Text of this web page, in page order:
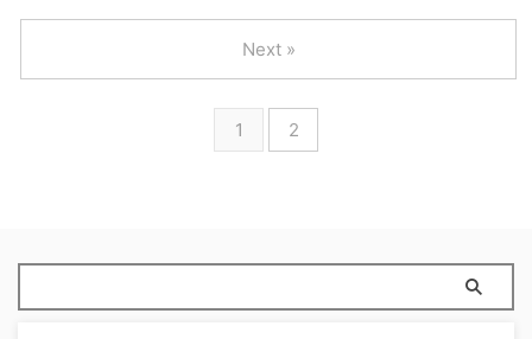
1 2
Next »